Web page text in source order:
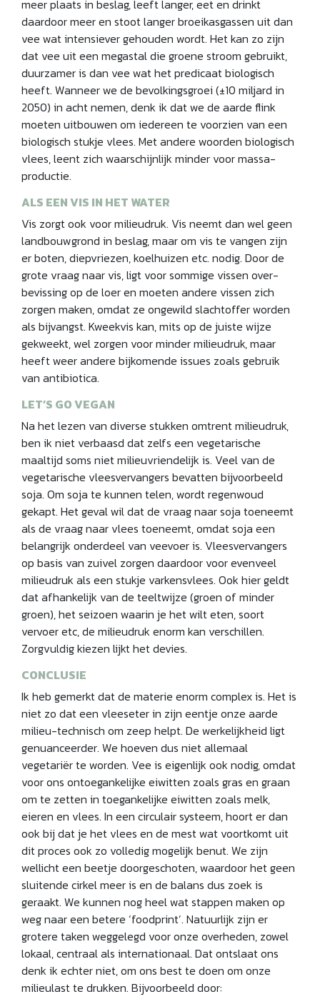
meer plaats in beslag, leeft langer, eet en drinkt
daardoor meer en stoot langer broeikasgassen uit dan
vee wat intensiever gehouden wordt. Het kan zo zijn
dat vee uit een megastal die groene stroom gebruikt,
duurzamer is dan vee wat het predi­caat biologisch
heeft. Wanneer we de bevolkingsgroei (±10 miljard in
2050) in acht nemen, denk ik dat we de aarde flink
moeten uitbouwen om iedereen te voorzien van een
biologisch stukje vlees. Met andere woorden biologisch
vlees, leent zich waarschijnlijk minder voor massa­
productie.
ALS EEN VIS IN HET WATER
Vis zorgt ook voor milieudruk. Vis neemt dan wel geen
landbouwgrond in beslag, maar om vis te vangen zijn
er boten, diepvriezen, koelhuizen etc. nodig. Door de
grote vraag naar vis, ligt voor sommige vissen over­
bevissing op de loer en moeten andere vissen zich
zorgen maken, omdat ze ongewild slachtoffer worden
als bijvangst. Kweekvis kan, mits op de juiste wijze
gekweekt, wel zorgen voor minder milieudruk, maar
heeft weer andere bijkomende issues zoals gebruik
van antibiotica.
LET’S GO VEGAN
Na het lezen van diverse stukken omtrent milieudruk,
ben ik niet verbaasd dat zelfs een vegetarische
maaltijd soms niet milieuvriendelijk is. Veel van de
vegetarische vlees­vervangers bevatten bijvoorbeeld
soja. Om soja te kunnen telen, wordt regenwoud
gekapt. Het geval wil dat de vraag naar soja toeneemt
als de vraag naar vlees toeneemt, omdat soja een
belangrijk onderdeel van veevoer is. Vleesvervangers
op basis van zuivel zorgen daardoor voor evenveel
milieudruk als een stukje varkensvlees. Ook hier geldt
dat afhankelijk van de teeltwijze (groen of minder
groen), het seizoen waarin je het wilt eten, soort
vervoer etc, de milieudruk enorm kan verschillen.
Zorgvuldig kiezen lijkt het devies.
CONCLUSIE
Ik heb gemerkt dat de materie enorm complex is. Het is
niet zo dat een vleeseter in zijn eentje onze aarde
milieu-technisch om zeep helpt. De werkelijkheid ligt
genuanceerder. We hoeven dus niet allemaal
vegetariër te worden. Vee is eigenlijk ook nodig, omdat
voor ons ontoegankelijke eiwitten zoals gras en graan
om te zetten in toegankelijke eiwitten zoals melk,
eieren en vlees. In een circulair systeem, hoort er dan
ook bij dat je het vlees en de mest wat voortkomt uit
dit proces ook zo volledig mogelijk benut. We zijn
wellicht een beetje doorgeschoten, waardoor het geen
sluitende cirkel meer is en de balans dus zoek is
geraakt. We kunnen nog heel wat stappen maken op
weg naar een betere ‘foodprint’. Natuurlijk zijn er
grotere taken weggelegd voor onze overheden, zowel
lokaal, centraal als internationaal. Dat ontslaat ons
denk ik echter niet, om ons best te doen om onze
milieulast te drukken. Bijvoorbeeld door: